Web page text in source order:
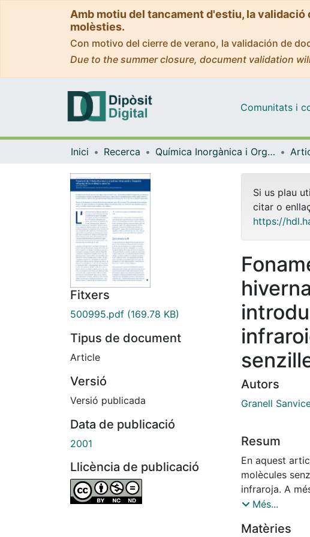
Amb motiu del tancament d'estiu, la
molèsties.
Con motivo del cierre de verano, la validación de
Due to the summer closure, document validation
Comunitats i
Inici Recerca Química Inorgànica i Orgànica
Fitxers
500995.pdf (169.78 KB)
Tipus de document
Article
Versió
Versió publicada
Data de publicació
2001
Llicència de publicació
Si us plau
citar o
https://
Autors
Granell
Resum
En aquest
molècules
infraroja. A
l'atmosfera
hivernacle.
Més...
Matèries